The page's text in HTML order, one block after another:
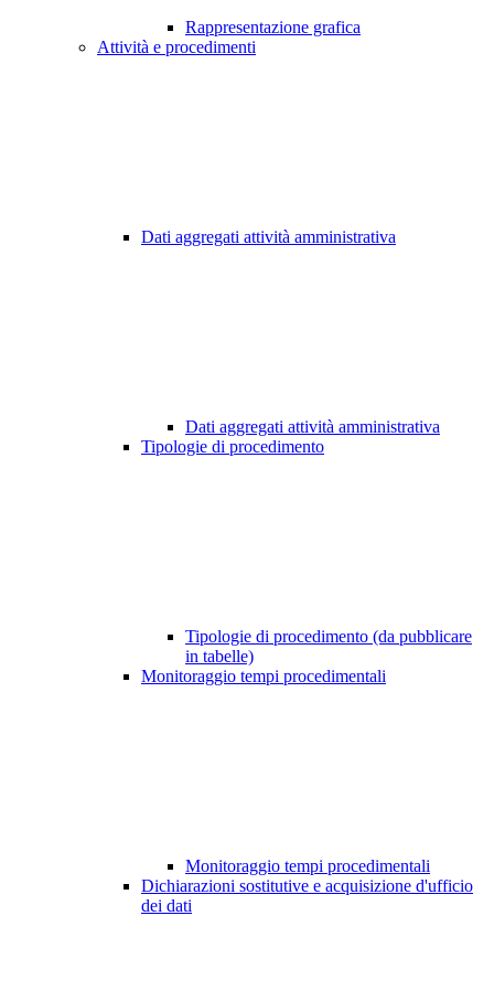
Rappresentazione grafica
Attività e procedimenti
Dati aggregati attività amministrativa
Dati aggregati attività amministrativa
Tipologie di procedimento
Tipologie di procedimento (da pubblicare
in tabelle)
Monitoraggio tempi procedimentali
Monitoraggio tempi procedimentali
Dichiarazioni sostitutive e acquisizione d'ufficio
dei dati